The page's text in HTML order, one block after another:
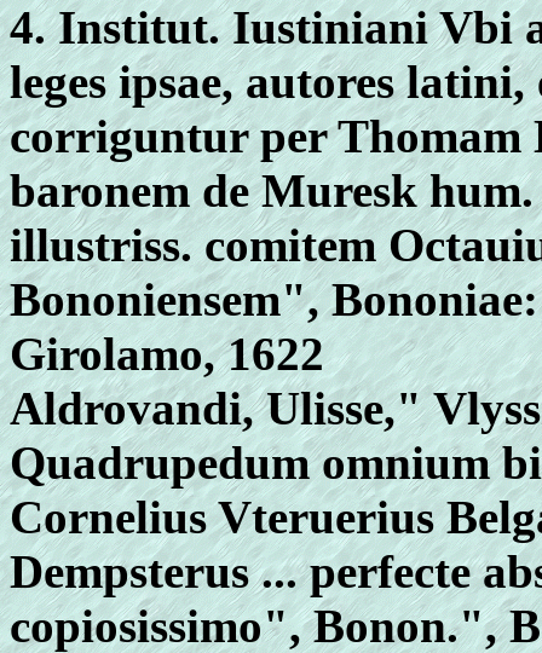
4. Institut. Iustiniani Vbi
leges ipsae, autores
corriguntur per Thomam
baronem de Muresk
illustriss. comitem
Bononiensem",
Girolamo, 1622
Aldrovandi, Ulisse,"
Quadrupedum omnium
Cornelius Vteruerius
Dempsterus ... perfecte
copiosissimo", Bonon.",